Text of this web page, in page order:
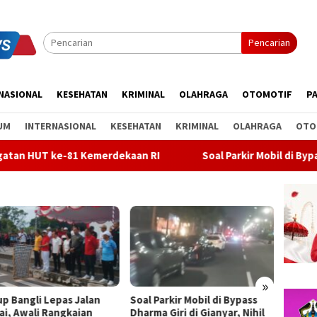
Pencarian
KESEHATAN KRIMINAL OLAHRAGA OTOMOTIF
INTERNASIONAL KESEHATAN KRIMINAL OLAHRAGA
RI Soal Parkir Mobil di Bypass Dharma Giri
»
Mobil di Bypass
Giri di Gianyar, Nihil
Bendera Merah Putih 100
Meter Membentang, Bupati